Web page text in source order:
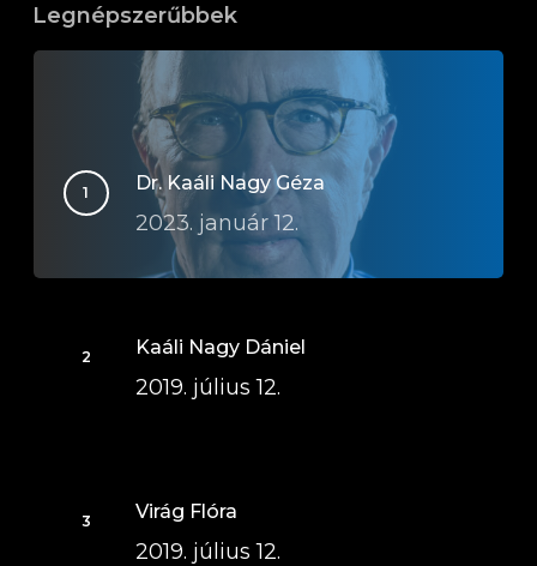
Legnépszerűbbek
Dr. Kaáli Nagy Géza
2023. január 12.
Kaáli Nagy Dániel
2019. július 12.
Virág Flóra
2019. július 12.